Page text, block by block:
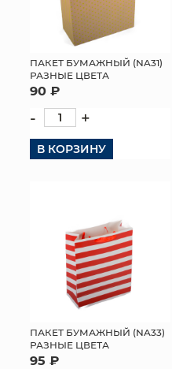
ПАКЕТ БУМАЖНЫЙ (NA31)
РАЗНЫЕ ЦВЕТА
90 ₽
- +
В КОРЗИНУ
ПАКЕТ БУМАЖНЫЙ (NA33)
РАЗНЫЕ ЦВЕТА
95 ₽